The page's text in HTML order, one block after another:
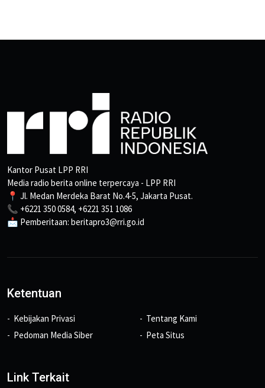
Kantor Pusat LPP RRI
Media radio berita online terpercaya - LPP RRI
📍 Jl. Medan Merdeka Barat No.4-5, Jakarta Pusat.
📞 +6221 350 0584, +6221 351 1086
📩 Pemberitaan: beritapro3@rri.go.id
Ketentuan
Kebijakan Privasi
Pedoman Media Siber
Tentang Kami
Peta Situs
Link Terkait